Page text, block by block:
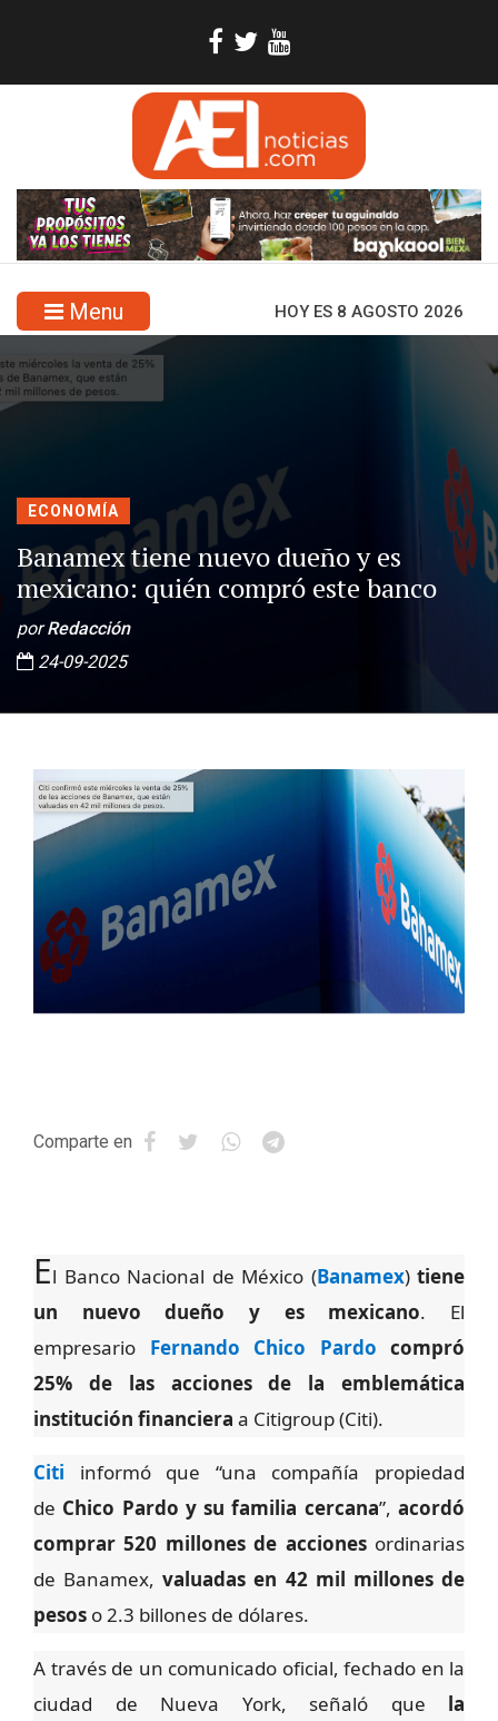
Menu HOY ES 8 AGOSTO 2026
ECONOMÍA
Banamex tiene nuevo dueño y es
mexicano: quién compró este banco
porRedacción
24-09-2025
Comparte en
El Banco Nacional de México (Banamex) tiene
un nuevo dueño y es mexicano. El
empresario Fernando Chico Pardo compró
25% de las acciones de la emblemática
institución financiera a Citigroup (Citi).
Citi
informó que “una compañía propiedad
de Chico Pardo y su familia cercana”,acordó
comprar 520 millones de accionesordinarias
de Banamex,valuadas en 42 mil millones de
pesos o 2.3 billones de dólares.
A través de un comunicado oficial, fechado en la
ciudad de Nueva York, señaló que la